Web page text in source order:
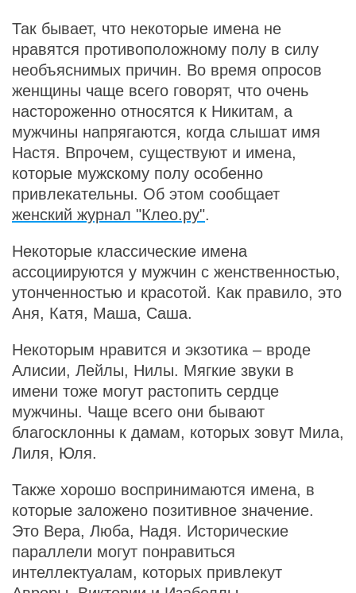
Так бывает, что некоторые имена не
нравятся противоположному полу в силу
необъяснимых причин. Во время опросов
женщины чаще всего говорят, что очень
настороженно относятся к Никитам, а
мужчины напрягаются, когда слышат имя
Настя. Впрочем, существуют и имена,
которые мужскому полу особенно
привлекательны. Об этом сообщает
женский журнал "Клео.ру".
Некоторые классические имена
ассоциируются у мужчин с женственностью,
утонченностью и красотой. Как правило, это
Аня, Катя, Маша, Саша.
Некоторым нравится и экзотика – вроде
Алисии, Лейлы, Нилы. Мягкие звуки в
имени тоже могут растопить сердце
мужчины. Чаще всего они бывают
благосклонны к дамам, которых зовут Мила,
Лиля, Юля.
Также хорошо воспринимаются имена, в
которые заложено позитивное значение.
Это Вера, Люба, Надя. Исторические
параллели могут понравиться
интеллектуалам, которых привлекут